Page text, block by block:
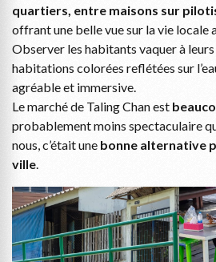
quartiers, entre maisons sur
offrant une belle vue sur la vie locale
Observer les habitants vaquer à
habitations colorées reflétées sur
agréable et immersive.
Le marché de Taling Chan est
probablement moins spectaculaire
nous, c’était une bonne alternative
ville.